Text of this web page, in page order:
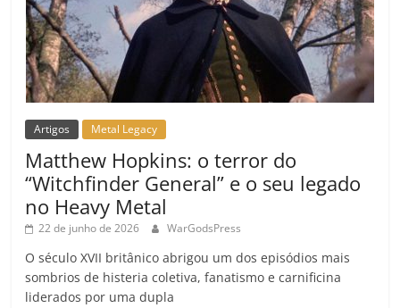
Artigos Metal Legacy
Matthew Hopkins: o terror do
“Witchfinder General” e o seu legado
no Heavy Metal
22 de junho de 2026 WarGodsPress
O século XVII britânico abrigou um dos episódios mais
sombrios de histeria coletiva, fanatismo e carnificina
liderados por uma dupla